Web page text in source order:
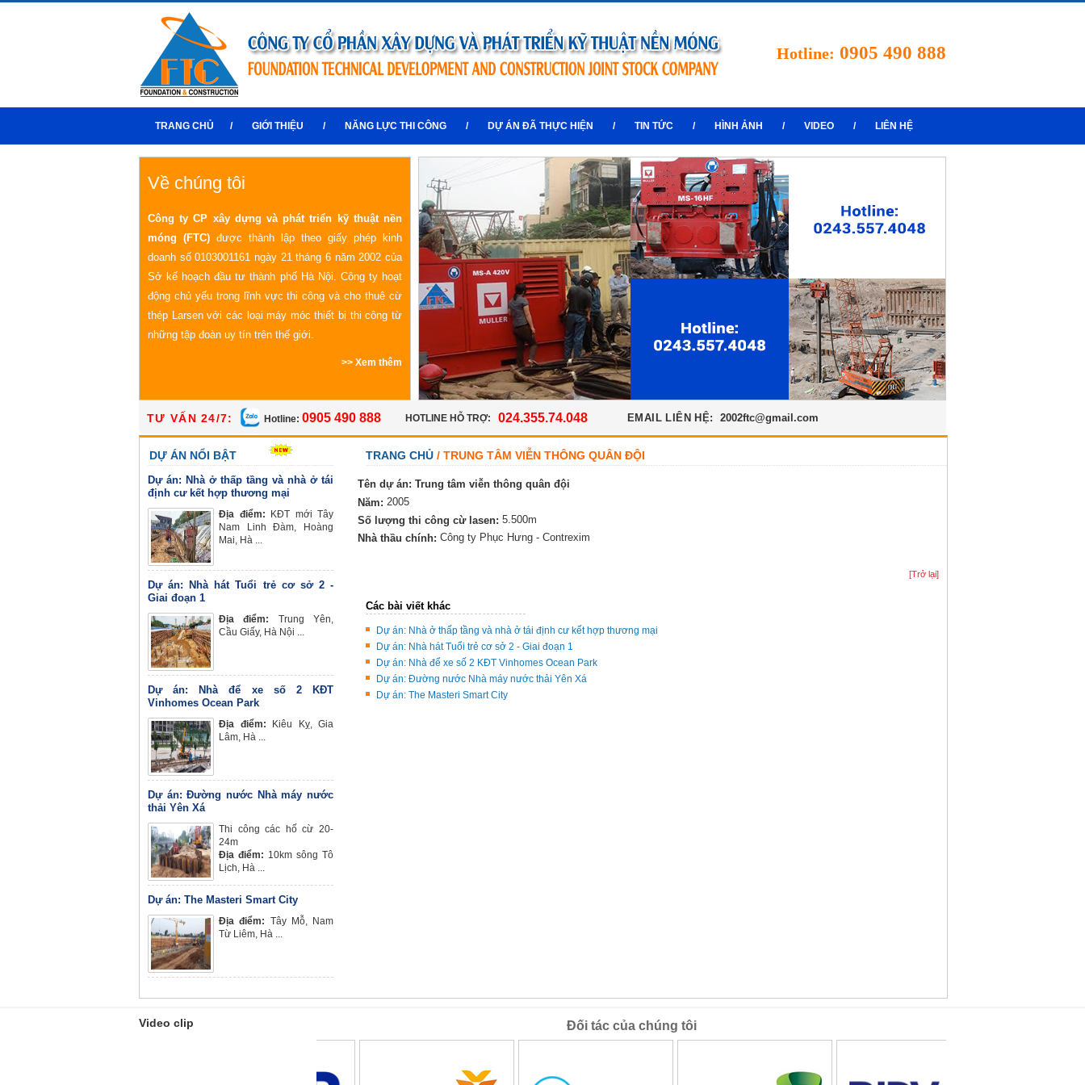
Hotline: 0905 490 888
TRANG CHỦ / GIỚI THIỆU / NĂNG LỰC THI CÔNG / DỰ ÁN ĐÃ THỰC HIỆN / TIN TỨC / HÌNH ẢNH / VIDEO / LIÊN HỆ
Về chúng tôi
Công ty CP xây dựng và phát triển kỹ thuật nền
móng (FTC) được thành lập theo giấy phép kinh
doanh số 0103001161 ngày 21 tháng 6 năm 2002 của
Sở kế hoạch đầu tư thành phố Hà Nội. Công ty hoạt
động chủ yếu trong lĩnh vực thi công và cho thuê cừ
thép Larsen với các loại máy móc thiết bị thi công từ
những tập đoàn uy tín trên thế giới.
>> Xem thêm
TƯ VẤN 24/7: Hotline: 0905 490 888 HOTLINE HỖ TRỢ: 024.355.74.048 EMAIL LIÊN HỆ: 2002ftc@gmail.com
DỰ ÁN NỔI BẬT
Dự án: Nhà ở thấp tầng và nhà ở tái
định cư kết hợp thương mại
Địa điểm: KĐT mới Tây
Nam Linh Đàm, Hoàng
Mai, Hà ...
Dự án: Nhà hát Tuổi trẻ cơ sở 2 -
Giai đoạn 1
Địa điểm: Trung Yên,
Cầu Giấy, Hà Nội ...
Dự án: Nhà để xe số 2 KĐT
Vinhomes Ocean Park
Địa điểm: Kiêu Kỵ, Gia
Lâm, Hà ...
Dự án: Đường nước Nhà máy nước
thải Yên Xá
Thi công các hố cừ 20-
24m
Địa điểm: 10km sông Tô
Lịch, Hà ...
Dự án: The Masteri Smart City
Địa điểm: Tây Mỗ, Nam
Từ Liêm, Hà ...
TRANG CHỦ / TRUNG TÂM VIỄN THÔNG QUÂN ĐỘI
Tên dự án: Trung tâm viễn thông quân đội
Năm: 2005
Số lượng thi công cừ lasen: 5.500m
Nhà thầu chính: Công ty Phục Hưng - Contrexim
[Trở lại]
Các bài viết khác
Dự án: Nhà ở thấp tầng và nhà ở tái định cư kết hợp thương mại
Dự án: Nhà hát Tuổi trẻ cơ sở 2 - Giai đoạn 1
Dự án: Nhà để xe số 2 KĐT Vinhomes Ocean Park
Dự án: Đường nước Nhà máy nước thải Yên Xá
Dự án: The Masteri Smart City
Video clip Đối tác của chúng tôi